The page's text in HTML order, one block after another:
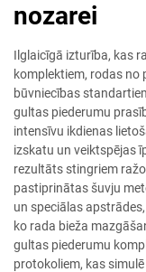
nozarei
Ilglaicīgā izturība, kas
komplektiem, rodas no
būvniecības
gultas piederumu
intensīvu ikdienas
izskatu un veiktspējas
rezultāts stingriem
pastiprinātas šuvju
un speciālas
ko rada bieža
gultas piederumu
protokoliem, kas